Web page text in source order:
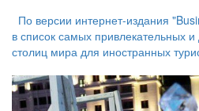
По версии интернет-издания
в список самых привлекательных
столиц мира для иностранных